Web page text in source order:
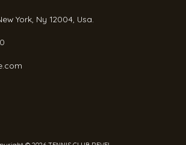
York, Ny 12004, Usa.